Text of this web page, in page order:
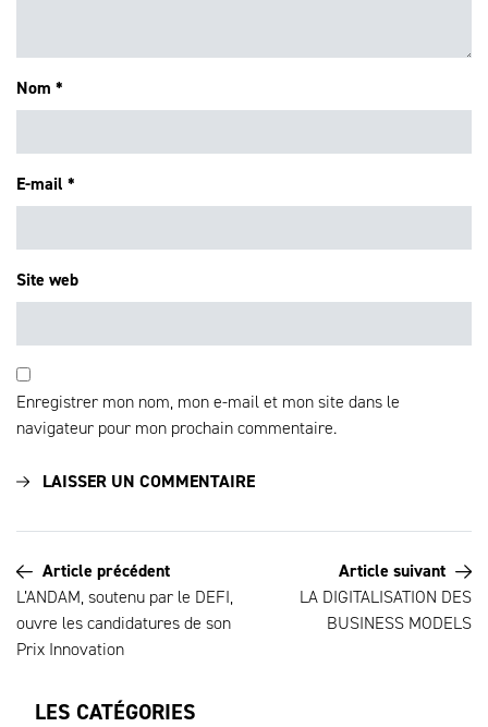
Nom *
E-mail *
Site web
Enregistrer mon nom, mon e-mail et mon site dans le
navigateur pour mon prochain commentaire.
Article précédent
L’ANDAM, soutenu par le DEFI,
ouvre les candidatures de son
Prix Innovation
Article suivant
LA DIGITALISATION DES
BUSINESS MODELS
LES CATÉGORIES